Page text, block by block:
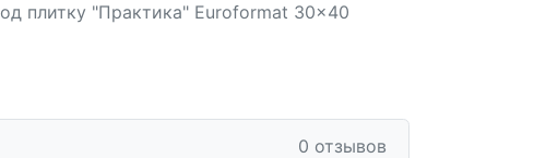
плитку "Практика" Euroformat 30x40
0 отзывов